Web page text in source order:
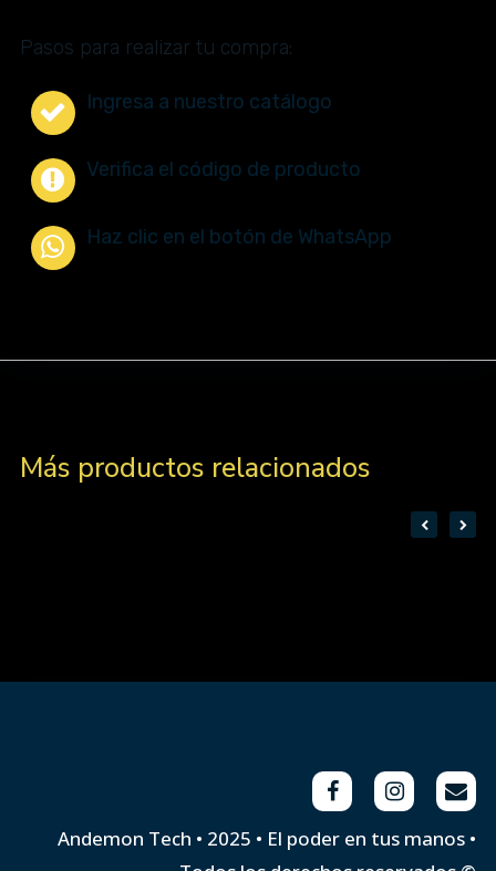
Pasos para realizar tu compra:
Ingresa a nuestro catálogo
Verifica el código de producto
Haz clic en el botón de WhatsApp
Más productos relacionados
Andemon Tech • 2025 • El poder en tus manos •